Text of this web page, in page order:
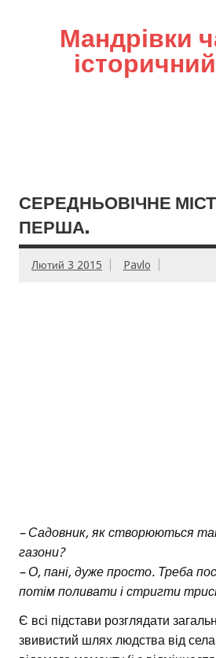
Мандрівки
СЕРЕДНЬОВІЧНЕ
ПЕРША.
Лютий 3 2015 Pavlo
– Садовник, як створюються
газони?
– О, пані, дуже просто. Треба
потім поливати і стригти
Є всі підстави розглядати
звивистий шлях людства від